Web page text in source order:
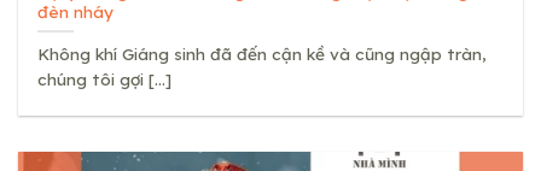
đèn nháy
Không khí Giáng sinh đã đến cận kề và cũng ngập tràn,
chúng tôi gợi [...]